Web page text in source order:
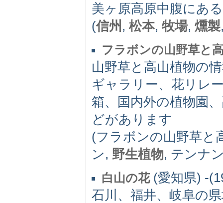
美ヶ原高原中腹にあ
(信州 , 松本, 牧場, 燻製
フラボンの山野草と
山野草と高山植物の
ギャラリー、花リレ
箱、国内外の植物園
どがあります
(フラボンの山野草と
ン, 野生植物, テンナ
白山の花(愛知県) -
石川、福井、岐阜の